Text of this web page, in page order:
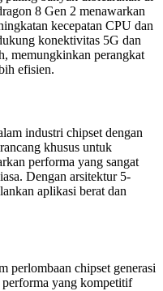
8 Gen 2 menawarkan
kecepatan CPU dan
konektivitas 5G dan
memungkinkan perangkat
efisien.
industri chipset dengan
khusus untuk
performa yang sangat
Dengan arsitektur 5-
aplikasi berat dan
perlombaan chipset generasi
yang kompetitif